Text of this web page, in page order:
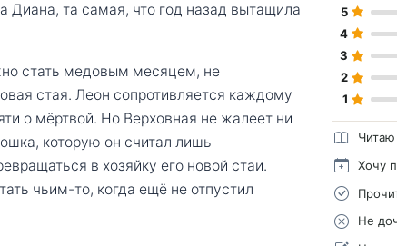
Диана, та самая, что год назад вытащила
стать медовым месяцем, не
стая. Леон сопротивляется каждому
о мёртвой. Но Верховная не жалеет ни
которую он считал лишь
в хозяйку его новой стаи.
чьим-то, когда ещё не отпустил
5
4
3
2
1
Читаю
Хочу
Не